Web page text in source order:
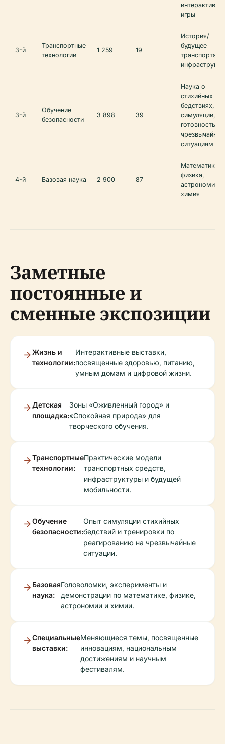
игры
3-й
Транспортные
технологии
1 259 19
История/
будущее
транспорта,
3-й
Обучение
безопасности
3 898 39
Наука о
стихийных
бедствиях,
симуляции,
готовность к
ситуациям
4-й Базовая наука 2 900 87
Математика,
физика,
астрономия,
химия
Заметные
постоянные и
сменные экспозиции
Жизнь и
технологии:
Интерактивные выставки,
посвященные здоровью, питанию,
умным домам и цифровой жизни.
Детская
площадка:
Зоны «Оживленный город» и
«Спокойная природа» для
творческого обучения.
Транспортные
технологии:
Практические модели
транспортных средств,
инфраструктуры и будущей
мобильности.
Обучение
безопасности:
Опыт симуляции стихийных
бедствий и тренировки по
реагированию на чрезвычайные
ситуации.
Базовая
наука:
Головоломки, эксперименты и
демонстрации по математике, физике,
астрономии и химии.
Специальные
выставки:
Меняющиеся темы, посвященные
инновациям, национальным
достижениям и научным
фестивалям.